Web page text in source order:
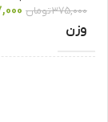
375,000تومان
وزن